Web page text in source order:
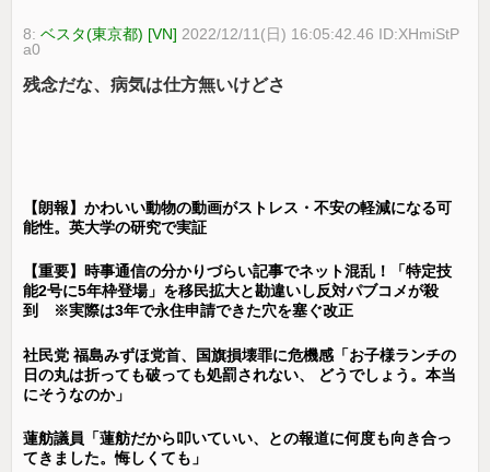
8:ベスタ(東京都) [VN] 2022/12/11(日) 16:05:42.46 ID:XHmiStP
a0
残念だな、病気は仕方無いけどさ
【朗報】かわいい動物の動画がストレス・不安の軽減になる可
能性。英大学の研究で実証
【重要】時事通信の分かりづらい記事でネット混乱！「特定技
能2号に5年枠登場」を移民拡大と勘違いし反対パブコメが殺
到 ※実際は3年で永住申請できた穴を塞ぐ改正
社民党 福島みずほ党首、国旗損壊罪に危機感「お子様ランチの
日の丸は折っても破っても処罰されない、 どうでしょう。本当
にそうなのか」
蓮舫議員「蓮舫だから叩いていい、との報道に何度も向き合っ
てきました。悔しくても」